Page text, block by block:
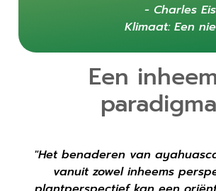
- Charles
Klimaat: Een
Een
paradigma
"Het benaderen van
vanuit zowel inheems